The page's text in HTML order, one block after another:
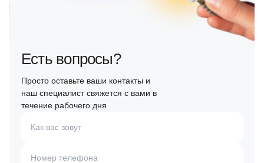
Есть вопросы?
Просто оставьте ваши контакты и
наш специалист свяжется с вами в
течение рабочего дня
Как вас зовут
Номер телефона